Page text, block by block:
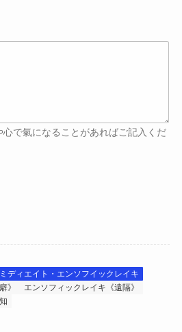
で氣になることがあればご記入くだ
ディエイト・エンソフイックレイキ
》
エンソフィックレイキ《遠隔》